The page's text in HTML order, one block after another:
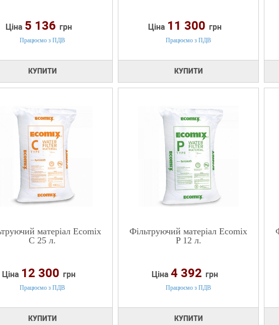
Ціна 5 136 грн
Працюємо з ПДВ
КУПИТИ
Ціна 11 300 грн
Працюємо з ПДВ
КУПИТИ
матеріал Ecomix
C 25 л.
Ціна 12 300 грн
Працюємо з ПДВ
КУПИТИ
Фільтруючий матеріал Ecomix
P 12 л.
Ціна 4 392 грн
Працюємо з ПДВ
КУПИТИ